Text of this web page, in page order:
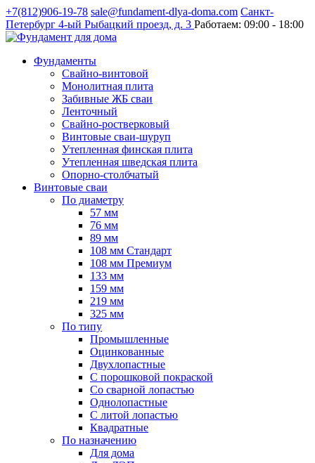
+7(812)906-19-78 sale@fundament-dlya-doma.com Санкт-
Петербург 4-ый Рыбацкий проезд, д. 3 Работаем: 09:00 - 18:00
Фундаменты
Свайно-винтовой
Монолитная плита
Забивные ЖБ сваи
Ленточный
Свайно-ростверковый
Винтовые сваи-шуруп
Утепленная финская плита
Утепленная шведская плита
Опорно-столбчатый
Винтовые сваи
По диаметру
57 мм
76 мм
89 мм
108 мм Стандарт
108 мм Премиум
133 мм
159 мм
219 мм
325 мм
По типу
Промышленные
Оцинкованные
Двухлопастные
С порошковой покраской
Со сварной лопастью
Однолопастные
С литой лопастью
Квадратные
По назначению
Для дома